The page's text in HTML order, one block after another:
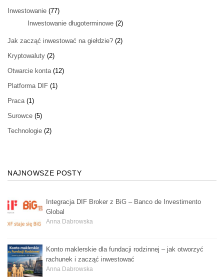
Inwestowanie (77)
Inwestowanie długoterminowe (2)
Jak zacząć inwestować na giełdzie? (2)
Kryptowaluty (2)
Otwarcie konta (12)
Platforma DIF (1)
Praca (1)
Surowce (5)
Technologie (2)
NAJNOWSZE POSTY
Integracja DIF Broker z BiG – Banco de Investimento
Global
Anna Dabrowska
Konto maklerskie dla fundacji rodzinnej – jak otworzyć
rachunek i zacząć inwestować
Anna Dabrowska